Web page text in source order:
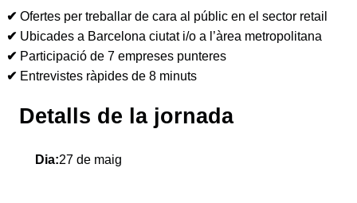
✔︎ Ofertes per treballar de cara al públic en el sector retail
✔︎ Ubicades a Barcelona ciutat i/o a l’àrea metropolitana
✔︎ Participació de 7 empreses punteres
✔︎ Entrevistes ràpides de 8 minuts
Detalls de la jornada
Dia:27 de maig